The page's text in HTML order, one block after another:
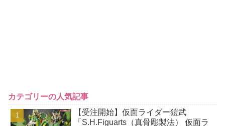
カテゴリーの人気記事
【受注開始】仮面ライダー鎧武
「S.H.Figuarts（真骨彫製法） 仮面ラ